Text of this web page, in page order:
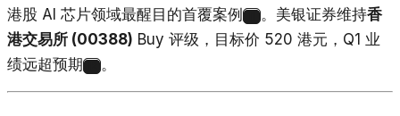
港股 AI 芯片领域最醒目的首覆案例
。美银证券维持香
港交易所 (00388) Buy 评级，目标价 520 港元，Q1 业
绩远超预期
。